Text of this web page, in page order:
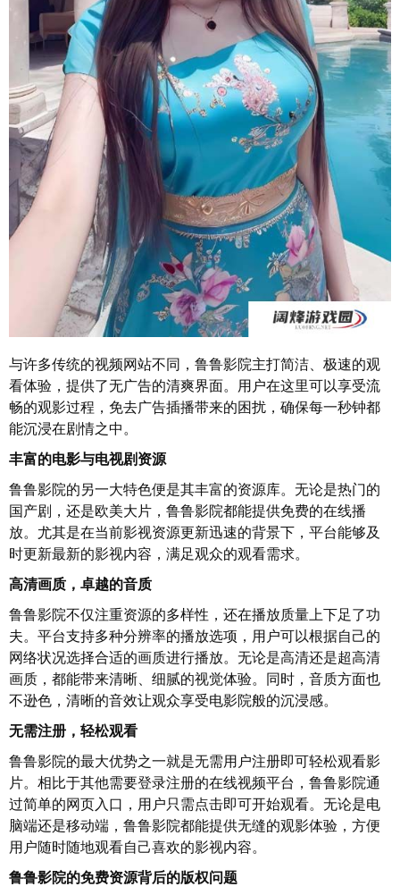
与许多传统的视频网站不同，鲁鲁影院主打简洁、极速的观
看体验，提供了无广告的清爽界面。用户在这里可以享受流
畅的观影过程，免去广告插播带来的困扰，确保每一秒钟都
能沉浸在剧情之中。
丰富的电影与电视剧资源
鲁鲁影院的另一大特色便是其丰富的资源库。无论是热门的
国产剧，还是欧美大片，鲁鲁影院都能提供免费的在线播
放。尤其是在当前影视资源更新迅速的背景下，平台能够及
时更新最新的影视内容，满足观众的观看需求。
高清画质，卓越的音质
鲁鲁影院不仅注重资源的多样性，还在播放质量上下足了功
夫。平台支持多种分辨率的播放选项，用户可以根据自己的
网络状况选择合适的画质进行播放。无论是高清还是超高清
画质，都能带来清晰、细腻的视觉体验。同时，音质方面也
不逊色，清晰的音效让观众享受电影院般的沉浸感。
无需注册，轻松观看
鲁鲁影院的最大优势之一就是无需用户注册即可轻松观看影
片。相比于其他需要登录注册的在线视频平台，鲁鲁影院通
过简单的网页入口，用户只需点击即可开始观看。无论是电
脑端还是移动端，鲁鲁影院都能提供无缝的观影体验，方便
用户随时随地观看自己喜欢的影视内容。
鲁鲁影院的免费资源背后的版权问题